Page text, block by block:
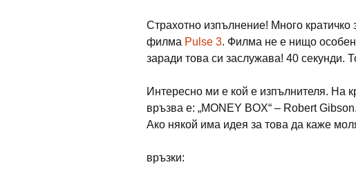
Страхотно изпълнение! Много
филма Pulse 3. Филма не е нищо
заради това си заслужава! 40 секунди.
Интересно ми е кой е изпълнителя. На
връзва е: „MONEY BOX“ – Robert
Ако някой има идея за това да каже
връзки: